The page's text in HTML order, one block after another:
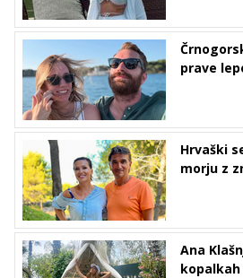
prave
Hrvaški
morju z
Ana